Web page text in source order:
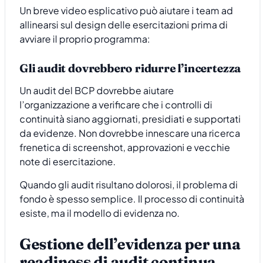
Un breve video esplicativo può aiutare i team ad
allinearsi sul design delle esercitazioni prima di
avviare il proprio programma:
Gli audit dovrebbero ridurre l’incertezza
Un audit del BCP dovrebbe aiutare
l’organizzazione a verificare che i controlli di
continuità siano aggiornati, presidiati e supportati
da evidenze. Non dovrebbe innescare una ricerca
frenetica di screenshot, approvazioni e vecchie
note di esercitazione.
Quando gli audit risultano dolorosi, il problema di
fondo è spesso semplice. Il processo di continuità
esiste, ma il modello di evidenza no.
Gestione dell’evidenza per una